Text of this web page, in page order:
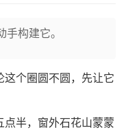
构建它。
个圈圆不圆，先让它
半，窗外石花山蒙蒙